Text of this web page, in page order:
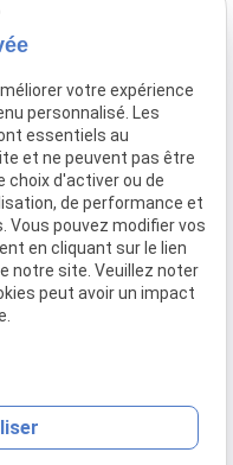
votre expérience
personnalisé. Les
essentiels au
et ne peuvent pas être
choix d'activer ou de
de performance et
Vous pouvez modifier vos
en cliquant sur le lien
notre site. Veuillez noter
peut avoir un impact